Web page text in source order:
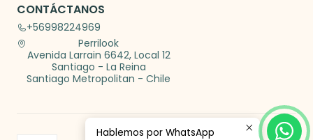
CONTÁCTANOS
+56998224969
Perrilook
Avenida Larrain 6642, Local 12
Santiago - La Reina
Santiago Metropolitan - Chile
Hablemos por WhatsApp